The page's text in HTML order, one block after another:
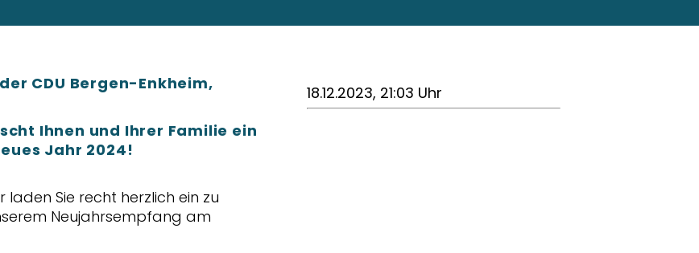
CDU Bergen-Enkheim,
Ihnen und Ihrer Familie ein
Jahr 2024!
laden Sie recht herzlich ein zu
Neujahrsempfang am
18.12.2023, 21:03 Uhr